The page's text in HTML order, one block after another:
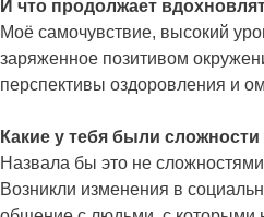
И что продолжает
Моё самочувствие, высокий
заряженное позитивом
перспективы оздоровления и
Какие у тебя были
Назвала бы это не
Возникли изменения в